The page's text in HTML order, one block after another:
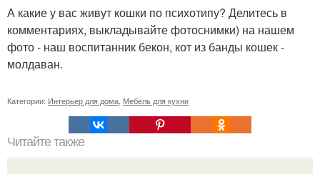
А какие у вас живут кошки по психотипу? Делитесь в
комментариях, выкладывайте фотоснимки) на нашем
фото - наш воспитанник бекон, кот из банды кошек -
молдаван.
Категории: Интерьер для дома Мебель для кухни
Читайте также